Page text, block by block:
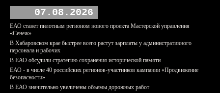
07.08.2026
ЕАО станет пилотным регионом нового проекта Мастерской управления
«Сенеж»
В Хабаровском крае быстрее всего растут зарплаты у административного
персонала и рабочих
В ЕАО обсудили стратегию сохранения исторической памяти
ЕАО - в числе 40 российских регионов-участников кампании «Продвижение
безопасности»
В ЕАО значительно увеличены объемы дорожных работ